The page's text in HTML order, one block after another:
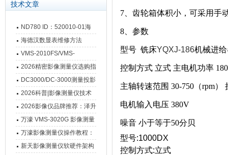
技术文章
ND780 ID：520010-01海
德汉数显表故障维修内容
海德汉数显表维修方法
VMS-2010FS/VMS-
3020FS/VMS-4030FS手动
影像测量仪技术参数
2026精密影像测量仪选购指
南 靠谱品牌一站式选型推荐
DC3000/DC-3000测量投影
仪万濠数据处理器数显表故
障维修方法
2026科普|影像测量仪技术
原理、分类及选型应用
2026影像仪品牌推荐：泽升
影像测量仪选型指南
万濠 VMS-3020G 影像测量
仪技术规格与应用解析
万濠影像测量仪操作教程：
从开机到出报告，新手也能
新天影像测量仪软硬件架构
7、齿轮箱体积小，可采用手
8、参数
型号 铣床YQXJ-186机械进
控制方式 立式 主电机功率
主轴转速范围 30-750（rpm）
电机输入电压 380V
噪音 小于等于50分贝
型号:1000DX
控制方式:立式